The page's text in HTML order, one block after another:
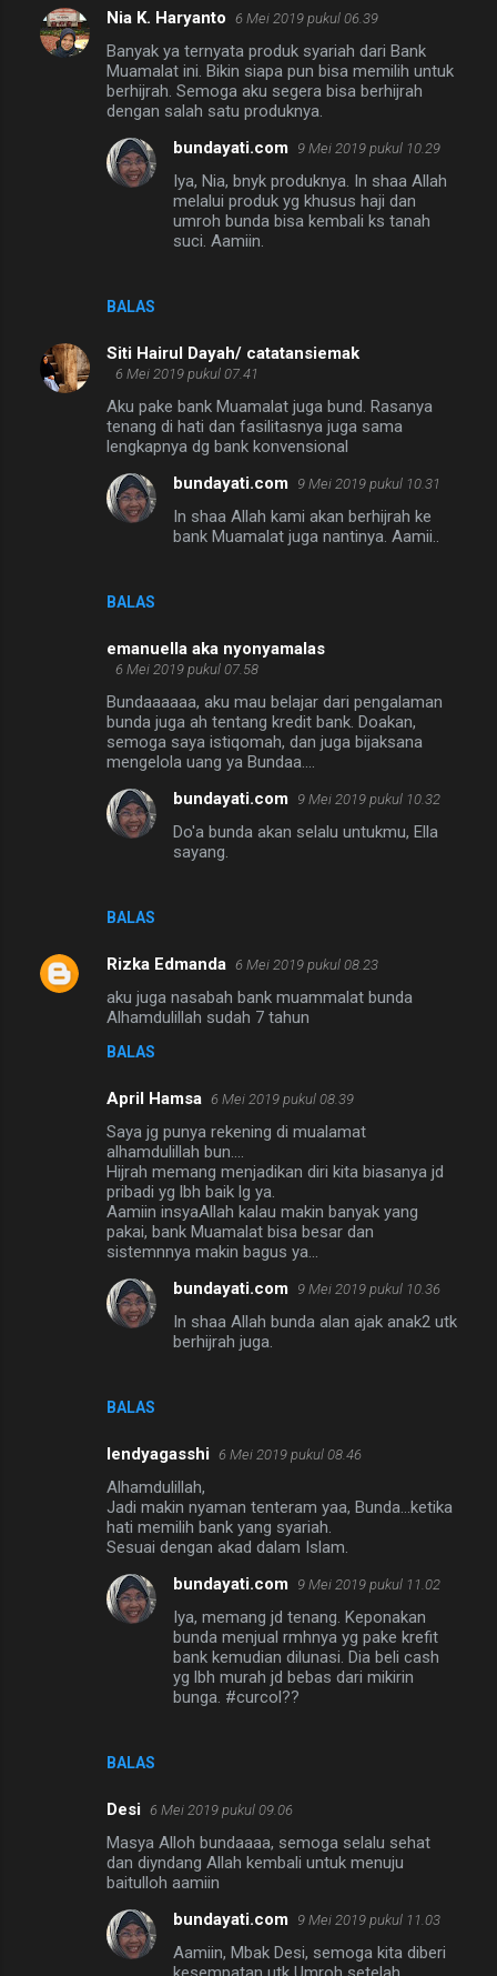
Nia K. Haryanto 6 Mei 2019 pukul 06.39
Banyak ya ternyata produk syariah dari Bank
Muamalat ini. Bikin siapa pun bisa memilih untuk
berhijrah. Semoga aku segera bisa berhijrah
dengan salah satu produknya.
BALAS
bundayati.com 9 Mei 2019 pukul 10.29
Iya, Nia, bnyk produknya. In shaa Allah
melalui produk yg khusus haji dan
umroh bunda bisa kembali ks tanah
suci. Aamiin.
Siti Hairul Dayah/ catatansiemak
6 Mei 2019 pukul 07.41
Aku pake bank Muamalat juga bund. Rasanya
tenang di hati dan fasilitasnya juga sama
lengkapnya dg bank konvensional
BALAS
bundayati.com 9 Mei 2019 pukul 10.31
In shaa Allah kami akan berhijrah ke
bank Muamalat juga nantinya. Aamii..
emanuella aka nyonyamalas
6 Mei 2019 pukul 07.58
Bundaaaaaa, aku mau belajar dari pengalaman
bunda juga ah tentang kredit bank. Doakan,
semoga saya istiqomah, dan juga bijaksana
mengelola uang ya Bundaa....
BALAS
bundayati.com 9 Mei 2019 pukul 10.32
Do'a bunda akan selalu untukmu, Ella
sayang.
Rizka Edmanda 6 Mei 2019 pukul 08.23
aku juga nasabah bank muammalat bunda
Alhamdulillah sudah 7 tahun
BALAS
April Hamsa 6 Mei 2019 pukul 08.39
Saya jg punya rekening di mualamat
alhamdulillah bun....
Hijrah memang menjadikan diri kita biasanya jd
pribadi yg lbh baik lg ya.
Aamiin insyaAllah kalau makin banyak yang
pakai, bank Muamalat bisa besar dan
sistemnnya makin bagus ya...
BALAS
bundayati.com 9 Mei 2019 pukul 10.36
In shaa Allah bunda alan ajak anak2 utk
berhijrah juga.
lendyagasshi 6 Mei 2019 pukul 08.46
Alhamdulillah,
Jadi makin nyaman tenteram yaa, Bunda...ketika
hati memilih bank yang syariah.
Sesuai dengan akad dalam Islam.
BALAS
bundayati.com 9 Mei 2019 pukul 11.02
Iya, memang jd tenang. Keponakan
bunda menjual rmhnya yg pake krefit
bank kemudian dilunasi. Dia beli cash
yg lbh murah jd bebas dari mikirin
bunga. #curcol??
Desi 6 Mei 2019 pukul 09.06
Masya Alloh bundaaaa, semoga selalu sehat
dan diyndang Allah kembali untuk menuju
baitulloh aamiin
bundayati.com 9 Mei 2019 pukul 11.03
Aamiin, Mbak Desi, semoga kita diberi